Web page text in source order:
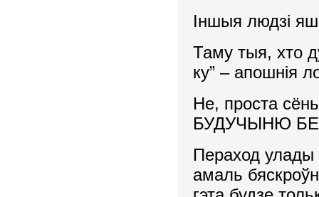
Іншыя людзі
Таму тыя, хто
ку” – апошнія
Не, проста
БУДУЧЫНЮ
Пераход
амаль